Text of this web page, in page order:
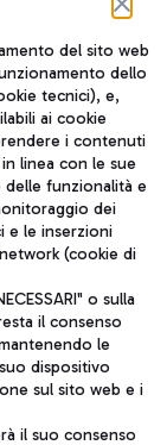
e
del sito web
dello
tecnici), e,
ai cookie
i contenuti
linea con le sue
funzionalità e
dei
e le inserzioni
(cookie di
o sulla
il consenso
le
dispositivo
sul sito web e i
il suo consenso